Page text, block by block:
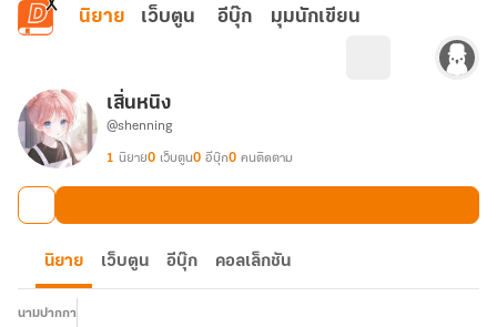
ข้ามไปยังเนื้อหาหลัก
นิยาย เว็บตูน อีบุ๊ก มุมนักเขียน
เสิ่นหนิง
@shenning
1 นิยาย0 เว็บตูน0 อีบุ๊ก0 คนติดตาม
นิยาย เว็บตูน อีบุ๊ก คอลเล็กชัน
นามปากกา